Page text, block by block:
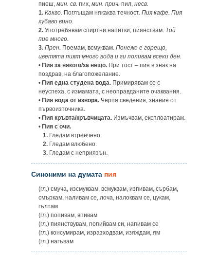
пиеш, мин. св. пих, мин. прич. пил, несв.
1. Какво. Поглъщам някаква течност. Пия кафе. Пия
хубаво вино.
2. Употребявам спиртни напитки; пиянствам. Той
пие много.
3. Прен. Поемам, всмуквам. Понеже е горещо,
цветята пият много вода и ги поливам всеки ден.
• Пия за някого/за нещо. При тост – пия в знак на
поздрав, на благопожелание.
• Пия една студена вода. Примирявам се с
неуспеха, с измамата, с неоправданите очаквания.
• Пия вода от извора. Черпя сведения, знания от
първоизточника.
• Пия кръвта/кръвчицата. Измъчвам, експлоатирам.
• Пия с очи.
1. Гледам втренчено.
2. Гледам влюбено.
3. Гледам с неприязън.
Синоними на думата пия
(гл.) смуча, изсмуквам, всмуквам, изпивам, сърбам,
смъркам, наливам се, лоча, налоквам се, цукам,
гълтам
(гл.) попивам, впивам
(гл.) пиянствувам, попийвам си, напивам се
(гл.) консумирам, изразходвам, изяждам, ям
(гл.) нагъвам